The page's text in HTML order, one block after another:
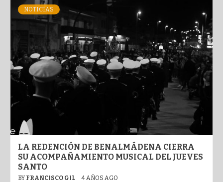
NOTICIAS
LA REDENCIÓN DE BENALMÁDENA CIERRA
SU ACOMPAÑAMIENTO MUSICAL DEL JUEVES
SANTO
BY FRANCISCO GIL 4 AÑOS AGO